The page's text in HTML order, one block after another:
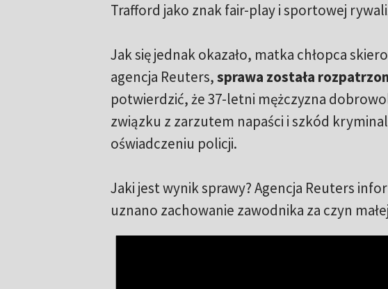
Trafford jako znak fair-play i sportowej
Jak się jednak okazało, matka chłopca
agencja Reuters,sprawa została
potwierdzić, że 37-letni mężczyzna
związku z zarzutem napaści i szkód
oświadczeniu policji.
Jaki jest wynik sprawy? Agencja Reuters
uznano zachowanie zawodnika za czyn